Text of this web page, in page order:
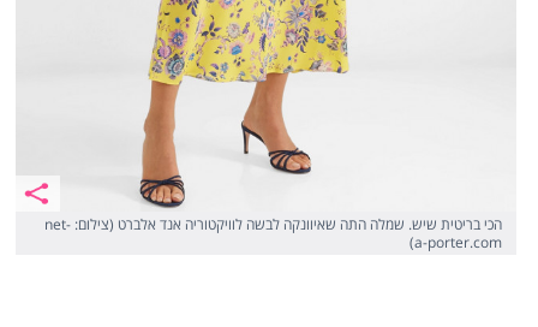
הכי בריטית שיש. שמלה התה שאיוונקה לבשה לוויקטוריה אנד אלברט (צילום: net-
a-porter.com)